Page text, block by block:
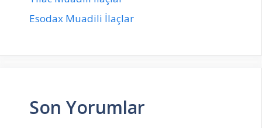
Esodax Muadili İlaçlar
Son Yorumlar